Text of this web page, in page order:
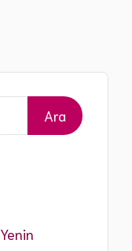
Ara